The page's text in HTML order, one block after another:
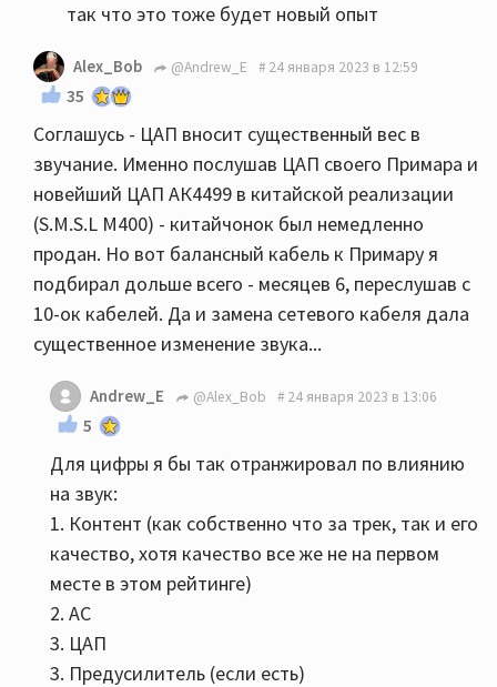
так что это тоже будет новый опыт
Alex_Bob @Andrew_E 24 января 2023 в 12:59
35
Соглашусь - ЦАП вносит существенный вес в
звучание. Именно послушав ЦАП своего Примара и
новейший ЦАП АК4499 в китайской реализации
(S.M.S.L M400) - китайчонок был немедленно
продан. Но вот балансный кабель к Примару я
подбирал дольше всего - месяцев 6, переслушав с
10-ок кабелей. Да и замена сетевого кабеля дала
существенное изменение звука...
Andrew_E @Alex_Bob 24 января 2023 в 13:06
5
Для цифры я бы так отранжировал по влиянию
на звук:
1. Контент (как собственно что за трек, так и его
качество, хотя качество все же не на первом
месте в этом рейтинге)
2. АС
3. ЦАП
3. Предусилитель (если есть)